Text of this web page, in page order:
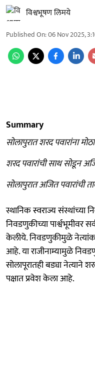
विश्वभूषण लिमये
Published On:06 Nov 2025,
Summary
सोलापुरात शरद पवारांना
शरद पवारांची साथ सोडून
सोलापुरात अजित पवारांची
स्थानिक स्वराज्य
निवडणुकीच्या पार्श्वभूमीवर
केलीये. निवडणुकीमुळे
आहे. या राजीनाम्यामुळे
सोलापूरातही बड्या नेत्याने
पक्षात प्रवेश केला आहे.